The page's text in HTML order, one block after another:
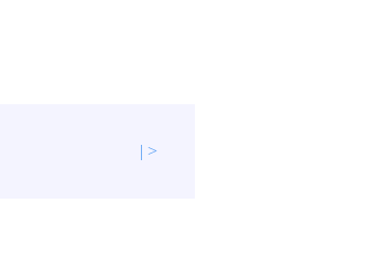
| >